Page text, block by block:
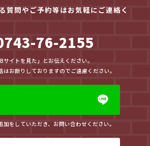
質問やご予約等はお気軽にご連絡く
76-2155
サイトを見た」とお伝えください。
はお断りしておりますのでご遠慮ください。
加をしていただき、お問い合わせください。